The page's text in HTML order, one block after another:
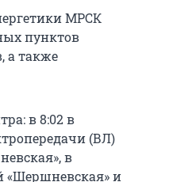
МРСК
пунктов
а также
в 8:02 в
(ВЛ)
в
«Шершневская» и